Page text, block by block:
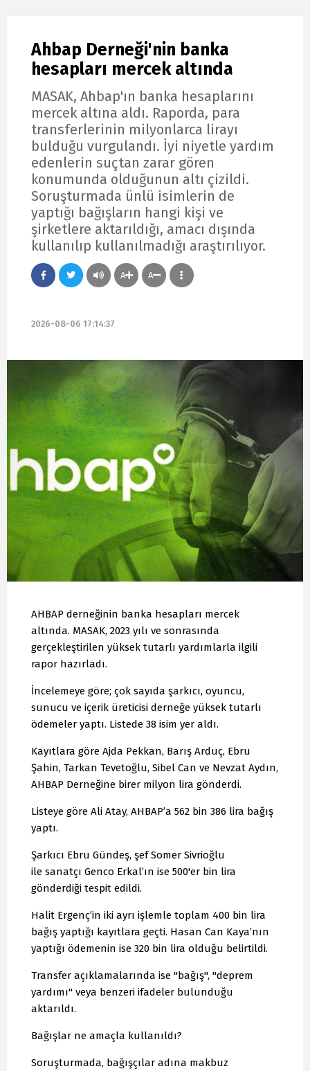
Ahbap Derneği'nin banka
hesapları mercek altında
MASAK, Ahbap'ın banka hesaplarını
mercek altına aldı. Raporda, para
transferlerinin milyonlarca lirayı
bulduğu vurgulandı. İyi niyetle yardım
edenlerin suçtan zarar gören
konumunda olduğunun altı çizildi.
Soruşturmada ünlü isimlerin de
yaptığı bağışların hangi kişi ve
şirketlere aktarıldığı, amacı dışında
kullanılıp kullanılmadığı araştırılıyor.
A A
2026-08-06 17:14:37
AHBAP derneğinin banka hesapları mercek
altında. MASAK, 2023 yılı ve sonrasında
gerçekleştirilen yüksek tutarlı yardımlarla ilgili
rapor hazırladı.
İncelemeye göre; çok sayıda şarkıcı, oyuncu,
sunucu ve içerik üreticisi derneğe yüksek tutarlı
ödemeler yaptı. Listede 38 isim yer aldı.
Kayıtlara göre Ajda Pekkan, Barış Arduç, Ebru
Şahin, Tarkan Tevetoğlu, Sibel Can ve Nevzat Aydın,
AHBAP Derneğine birer milyon lira gönderdi.
Listeye göre Ali Atay, AHBAP’a 562 bin 386 lira bağış
yaptı.
Şarkıcı Ebru Gündeş, şef Somer Sivrioğlu
ile sanatçı Genco Erkal’ın ise 500'er bin lira
gönderdiği tespit edildi.
Halit Ergenç’in iki ayrı işlemle toplam 400 bin lira
bağış yaptığı kayıtlara geçti. Hasan Can Kaya’nın
yaptığı ödemenin ise 320 bin lira olduğu belirtildi.
Transfer açıklamalarında ise "bağış", "deprem
yardımı" veya benzeri ifadeler bulunduğu
aktarıldı.
Bağışlar ne amaçla kullanıldı?
Soruşturmada, bağışçılar adına makbuz